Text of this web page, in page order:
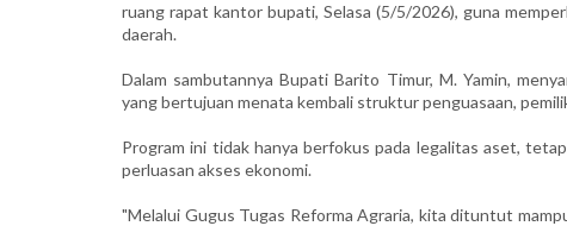
ruang rapat kantor bupati, Selasa (5/5/2026), guna
daerah.
Dalam sambutannya Bupati Barito Timur, M. Yamin,
yang bertujuan menata kembali struktur penguasaan,
Program ini tidak hanya berfokus pada legalitas aset,
perluasan akses ekonomi.
"Melalui Gugus Tugas Reforma Agraria, kita dituntut